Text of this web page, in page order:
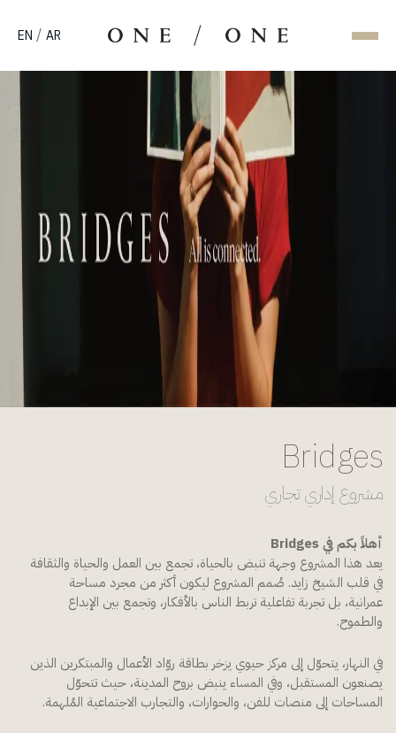
EN / AR
Bridges
مشروع إداري تجاري
أهلاً بكم في Bridges
يعد هذا المشروع وجهة تنبض بالحياة، تجمع بين العمل والحياة والثقافة
في قلب الشيخ زايد. صُمم المشروع ليكون أكثر من مجرد مساحة
عمرانية، بل تجربة تفاعلية تربط الناس بالأفكار، وتجمع بين الإبداع
والطموح.
في النهار، يتحوّل إلى مركز حيوي يزخر بطاقة روّاد الأعمال والمبتكرين الذين
يصنعون المستقبل، وفي المساء ينبض بروح المدينة، حيث تتحوّل
المساحات إلى منصات للفن، والحوارات، والتجارب الاجتماعية المُلهمة.